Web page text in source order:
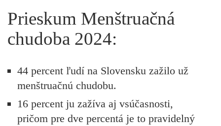
Prieskum Menštruačná
chudoba 2024:
44 percent ľudí na Slovensku zažilo už
menštruačnú chudobu.
16 percent ju zažíva aj vsúčasnosti,
pričom pre dve percentá je to pravidelný